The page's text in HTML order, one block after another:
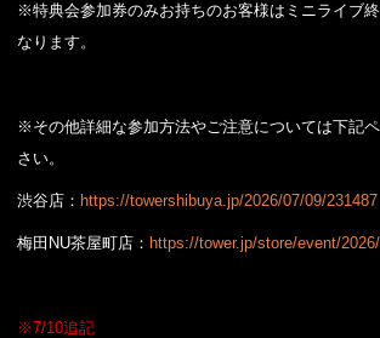
※特典会参加券のみお持ちのお客様はミニライブ
なります。
※その他詳細な参加方法やご注意については下記
さい。
渋谷店： https://towershibuya.jp/2026/07/09/231487
梅田NU茶屋町店： https://tower.jp/store/event/
※7/10追記